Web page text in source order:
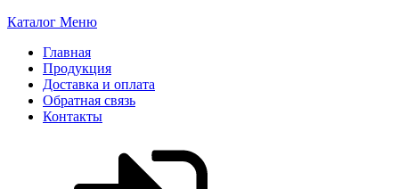
Каталог Меню
Главная
Продукция
Доставка и оплата
Обратная связь
Контакты